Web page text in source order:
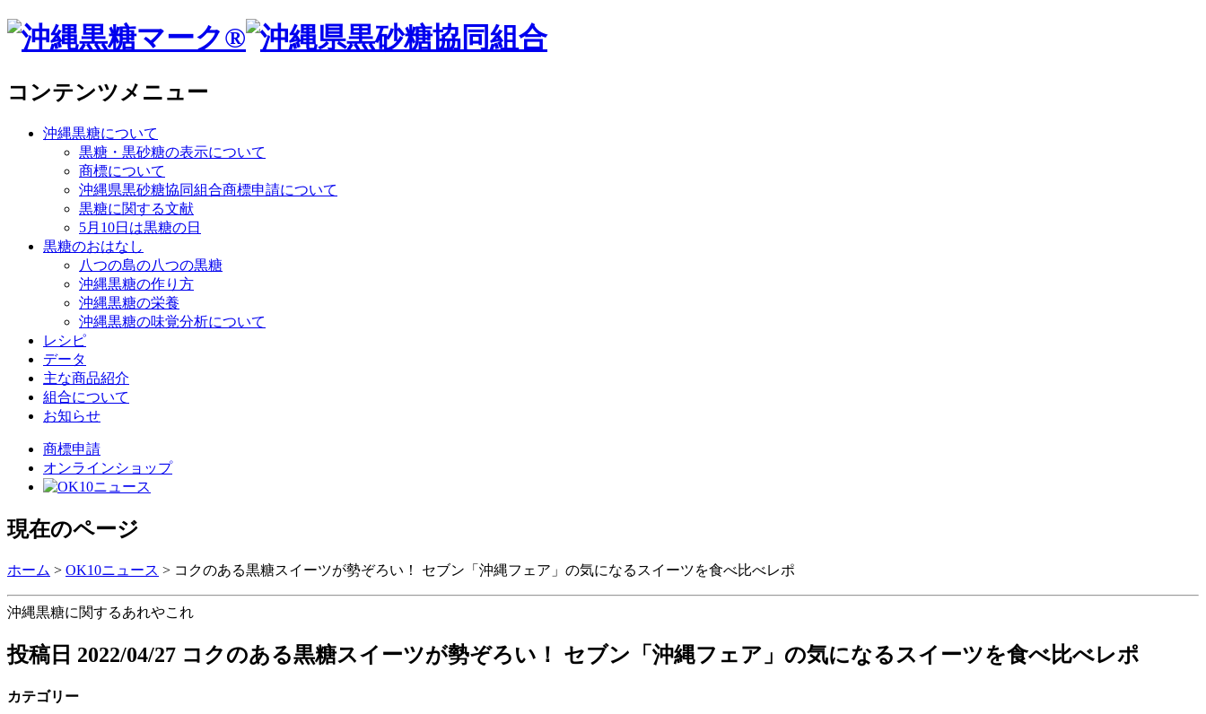
コンテンツメニュー
沖縄黒糖について
黒糖・黒砂糖の表示について
商標について
沖縄県黒砂糖協同組合商標申請について
黒糖に関する文献
5月10日は黒糖の日
黒糖のおはなし
八つの島の八つの黒糖
沖縄黒糖の作り方
沖縄黒糖の栄養
沖縄黒糖の味覚分析について
レシピ
データ
主な商品紹介
組合について
お知らせ
商標申請
オンラインショップ
現在のページ
ホーム > OK10ニュース > コクのある黒糖スイーツが勢ぞろい！ セブン「沖縄フェア」の気になるスイーツを食べ比べレポ
沖縄黒糖に関するあれやこれ
投稿日 2022/04/27 コクのある黒糖スイーツが勢ぞろい！ セブン「沖縄フェア」の気になるスイーツを食べ比べレポ
カテゴリー